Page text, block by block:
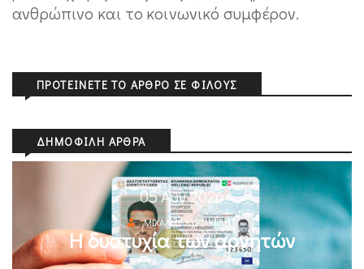
ανθρώπινο και το κοινωνικό συμφέρον.
ΠΡΟΤΕΊΝΕΤΕ ΤΟ ΆΡΘΡΟ ΣΕ ΦΊΛΟΥΣ
ΔΗΜΟΦΙΛΉ ΆΡΘΡΑ
05 Αυγ 2026
ΜΙΧΆΛΗΣ ΚΥΡΙΑΚΊΔΗΣ
Η δυστυχία των αρνητών